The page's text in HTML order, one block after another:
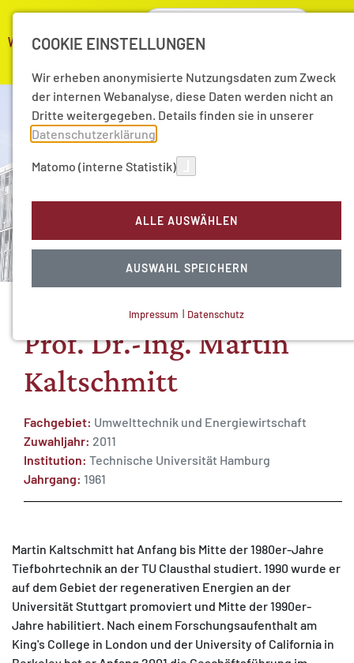
Prof. Dr.-Ing. Martin
Kaltschmitt
Fachgebiet: Umwelttechnik und Energiewirtschaft
Zuwahljahr: 2011
Institution: Technische Universität Hamburg
Jahrgang: 1961
Martin Kaltschmitt hat Anfang bis Mitte der 1980er-Jahre
Tiefbohrtechnik an der TU Clausthal studiert. 1990 wurde er
auf dem Gebiet der regenerativen Energien an der
Universität Stuttgart promoviert und Mitte der 1990er-
Jahre habilitiert. Nach einem Forschungsaufenthalt am
King's College in London und der University of California in
COOKIE EINSTELLUNGEN
Wir erheben anonymisierte Nutzungsdaten zum Zweck
der internen Webanalyse, diese Daten werden nicht an
Dritte weitergegeben. Details finden sie in unserer
Datenschutzerklärung
Matomo (interne Statistik)
ALLE AUSWÄHLEN
AUSWAHL SPEICHERN
Technisch notwendig.
MATOMO (INTERNE STATISTIK)
Statistik Cookies erfassen Informationen anonym.
Diese Informationen helfen uns zu verstehen, wie
Matomo
Impressum | Datenschutz